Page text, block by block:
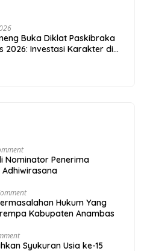
Buka Diklat Paskibraka
2026: Investasi Karakter di
Nominator Penerima
Hukum Yang
Kabupaten Anambas
Syukuran Usia ke-15